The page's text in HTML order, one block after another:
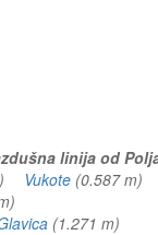
linija od
Vukote (0.587
(1.271 m)